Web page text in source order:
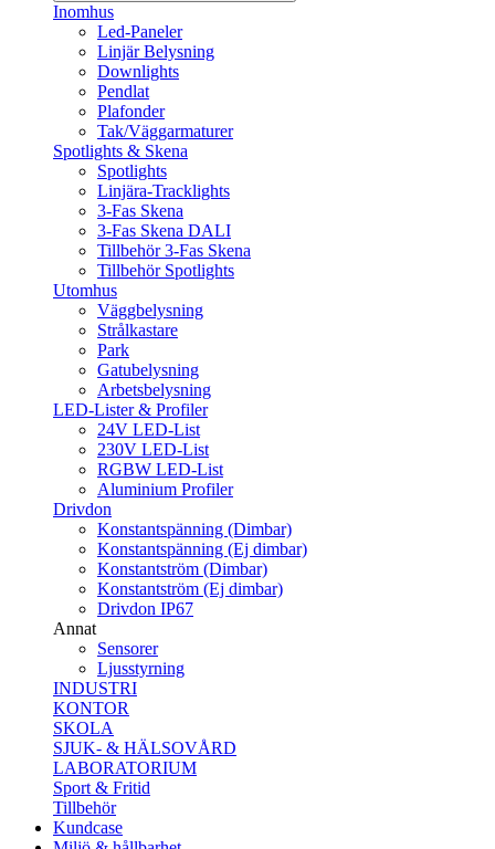
Inomhus
Led-Paneler
Linjär Belysning
Downlights
Pendlat
Plafonder
Tak/Väggarmaturer
Spotlights & Skena
Spotlights
Linjära-Tracklights
3-Fas Skena
3-Fas Skena DALI
Tillbehör 3-Fas Skena
Tillbehör Spotlights
Utomhus
Väggbelysning
Strålkastare
Park
Gatubelysning
Arbetsbelysning
LED-Lister & Profiler
24V LED-List
230V LED-List
RGBW LED-List
Aluminium Profiler
Drivdon
Konstantspänning (Dimbar)
Konstantspänning (Ej dimbar)
Konstantström (Dimbar)
Konstantström (Ej dimbar)
Drivdon IP67
Annat
Sensorer
Ljusstyrning
INDUSTRI
KONTOR
SKOLA
SJUK- & HÄLSOVÅRD
LABORATORIUM
Sport & Fritid
Tillbehör
Kundcase